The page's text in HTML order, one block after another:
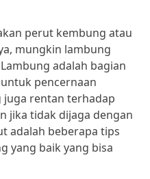
perut kembung atau
mungkin lambung
adalah bagian
pencernaan
juga rentan terhadap
jika tidak dijaga dengan
adalah beberapa tips
yang baik yang bisa